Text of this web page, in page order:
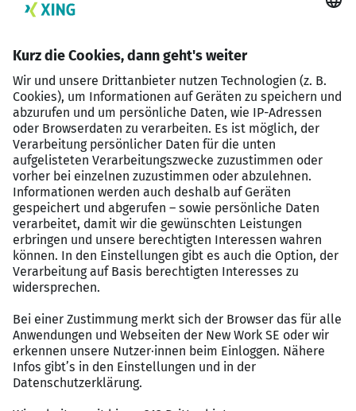
Dein Profil
Kaufmännische Ausbildung
Erste Vertriebserfahrungen
Menschen begeistern können
Wir bieten
Praxiserprobtes Trainingsprogramm zum Start
Finanzielle Unterstützung in der Startphase